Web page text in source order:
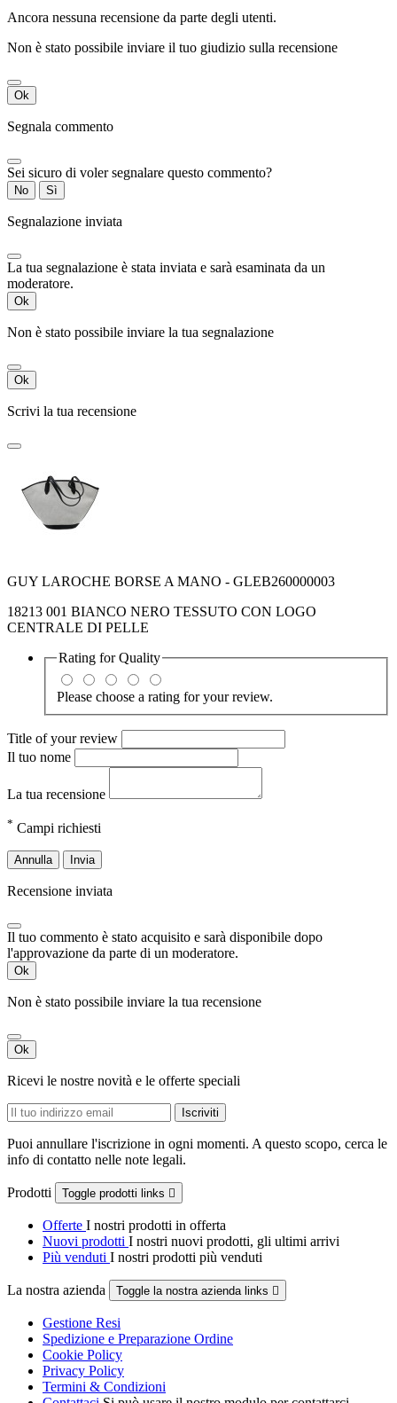
Ancora nessuna recensione da parte degli utenti.
Non è stato possibile inviare il tuo giudizio sulla recensione
Ok
Segnala commento
Sei sicuro di voler segnalare questo commento?
No Sì
Segnalazione inviata
La tua segnalazione è stata inviata e sarà esaminata da un
moderatore.
Ok
Non è stato possibile inviare la tua segnalazione
Ok
Scrivi la tua recensione
GUY LAROCHE BORSE A MANO - GLEB260000003
18213 001 BIANCO NERO TESSUTO CON LOGO
CENTRALE DI PELLE
Rating forQuality
Please choose a rating for your review.
Title of your review
Il tuo nome
La tua recensione
* Campi richiesti
Annulla Invia
Recensione inviata
Il tuo commento è stato acquisito e sarà disponibile dopo
l'approvazione da parte di un moderatore.
Ok
Non è stato possibile inviare la tua recensione
Ok
Ricevi le nostre novità e le offerte speciali
Puoi annullare l'iscrizione in ogni momenti. A questo scopo, cerca le
info di contatto nelle note legali.
Prodotti Toggle prodotti links 
Offerte I nostri prodotti in offerta
Nuovi prodotti I nostri nuovi prodotti, gli ultimi arrivi
Più venduti I nostri prodotti più venduti
La nostra azienda Toggle la nostra azienda links 
Gestione Resi
Spedizione e Preparazione Ordine
Cookie Policy
Privacy Policy
Termini & Condizioni